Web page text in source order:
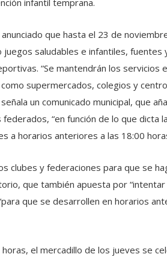
infantil temprana.
que hasta el 23 de
saludables e infantiles, fuentes
“Se mantendrán los servicios
supermercados, colegios y
un comunicado municipal, que
“en función de lo que dicta
a horarios anteriores a las 18:00
clubes y federaciones para que se
que también apuesta por
que se desarrollen en horarios
el mercadillo de los jueves se